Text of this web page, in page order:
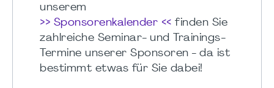
unserem
>> Sponsorenkalender << finden Sie
zahlreiche Seminar- und Trainings-
Termine unserer Sponsoren - da ist
bestimmt etwas für Sie dabei!